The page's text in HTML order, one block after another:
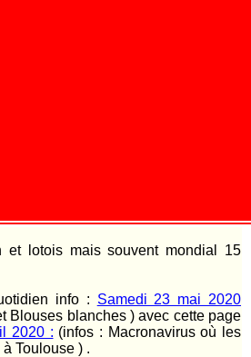
et lotois mais souvent mondial 15
info : Samedi 23 mai 2020
Blouses blanches ) avec cette page
2020 : (infos : Macronavirus où les
Toulouse ) .